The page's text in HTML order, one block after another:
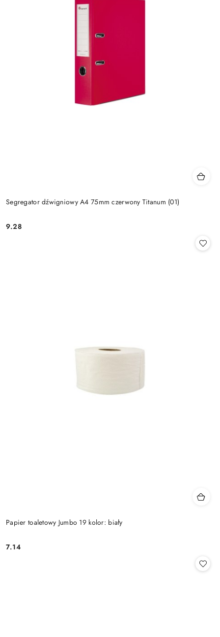
Segregator dźwigniowy A4 75mm czerwony Titanum (01)
Cena:
9.28
Papier toaletowy Jumbo 19 kolor: biały
Cena:
7.14